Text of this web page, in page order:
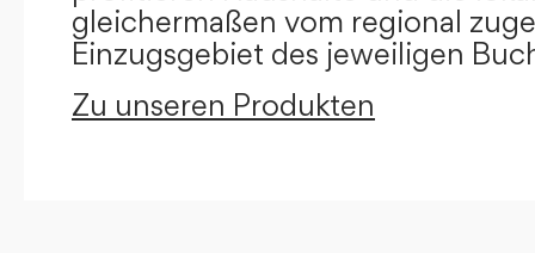
gleichermaßen vom regional
Einzugsgebiet des jeweiligen
Zu unseren Produkten